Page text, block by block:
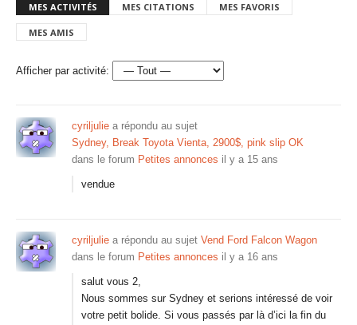
MES ACTIVITÉS MES CITATIONS MES FAVORIS
MES AMIS
Afficher par activité:
cyriljulie a répondu au sujet
Sydney, Break Toyota Vienta, 2900$, pink slip OK
dans le forum Petites annonces il y a 15 ans
vendue
cyriljulie a répondu au sujet Vend Ford Falcon Wagon
dans le forum Petites annonces il y a 16 ans
salut vous 2,
Nous sommes sur Sydney et serions intéressé de voir
votre petit bolide. Si vous passés par là d’ici la fin du